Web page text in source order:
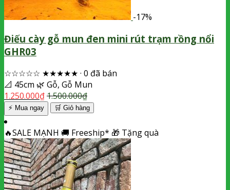
-17%
Điếu cày gỗ mun đen mini rút trạm rồng nổi
GHR03
☆☆☆☆☆ ★★★★★ · 0 đã bán
📐 45cm 🌿 Gỗ, Gỗ Mun
1.250.000₫1.500.000₫
⚡ Mua ngay 🛒 Giỏ hàng
🔥SALE MẠNH 🚚 Freeship* 🎁 Tặng quà